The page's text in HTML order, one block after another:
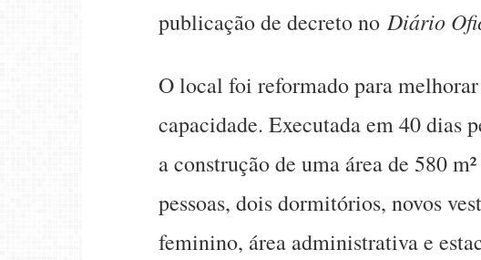
publicação de decreto no Diário
O local foi reformado para
capacidade. Executada em 40 dias
a construção de uma área de 580
pessoas, dois dormitórios, novos
feminino, área administrativa e